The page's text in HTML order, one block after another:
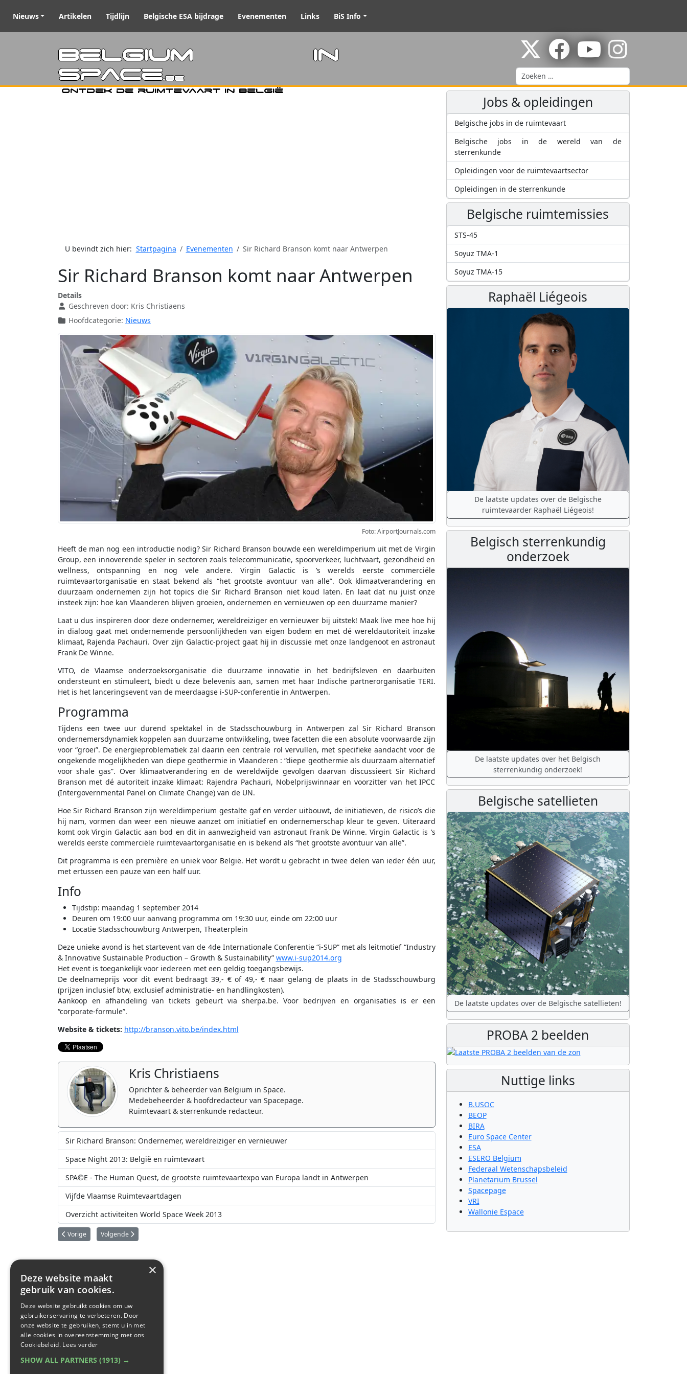
Nieuws Artikelen Tijdlijn Belgische ESA bijdrage Evenementen Links BiS Info
Belgium in
Space.be
Ontdek de ruimtevaart in België
Zoeken
U bevindt zich hier: Startpagina Evenementen Sir Richard Branson komt naar Antwerpen
Sir Richard Branson komt naar Antwerpen
Details
Geschreven door: Kris Christiaens
Hoofdcategorie: Nieuws
Foto: AirportJournals.com
Heeft de man nog een introductie nodig? Sir Richard Branson bouwde een wereldimperium uit met de Virgin
Group, een innoverende speler in sectoren zoals telecommunicatie, spoorverkeer, luchtvaart, gezondheid en
wellness, ontspanning en nog vele andere. Virgin Galactic is ’s werelds eerste commerciële
ruimtevaartorganisatie en staat bekend als “het grootste avontuur van alle”. Ook klimaatverandering en
duurzaam ondernemen zijn hot topics die Sir Richard Branson niet koud laten. En laat dat nu juist onze
insteek zijn: hoe kan Vlaanderen blijven groeien, ondernemen en vernieuwen op een duurzame manier?
Laat u dus inspireren door deze ondernemer, wereldreiziger en vernieuwer bij uitstek! Maak live mee hoe hij
in dialoog gaat met ondernemende persoonlijkheden van eigen bodem en met dé wereldautoriteit inzake
klimaat, Rajenda Pachauri. Over zijn Galactic-project gaat hij in discussie met onze landgenoot en astronaut
Frank De Winne.
VITO, de Vlaamse onderzoeksorganisatie die duurzame innovatie in het bedrijfsleven en daarbuiten
ondersteunt en stimuleert, biedt u deze belevenis aan, samen met haar Indische partnerorganisatie TERI.
Het is het lanceringsevent van de meerdaagse i-SUP-conferentie in Antwerpen.
Programma
Tijdens een twee uur durend spektakel in de Stadsschouwburg in Antwerpen zal Sir Richard Branson
ondernemersdynamiek koppelen aan duurzame ontwikkeling, twee facetten die een absolute voorwaarde zijn
voor “groei”. De energieproblematiek zal daarin een centrale rol vervullen, met specifieke aandacht voor de
ongekende mogelijkheden van diepe geothermie in Vlaanderen : “diepe geothermie als duurzaam alternatief
voor shale gas”. Over klimaatverandering en de wereldwijde gevolgen daarvan discussieert Sir Richard
Branson met dé autoriteit inzake klimaat: Rajendra Pachauri, Nobelprijswinnaar en voorzitter van het IPCC
(Intergovernmental Panel on Climate Change) van de UN.
Hoe Sir Richard Branson zijn wereldimperium gestalte gaf en verder uitbouwt, de initiatieven, de risico’s die
hij nam, vormen dan weer een nieuwe aanzet om initiatief en ondernemerschap kleur te geven. Uiteraard
komt ook Virgin Galactic aan bod en dit in aanwezigheid van astronaut Frank De Winne. Virgin Galactic is ’s
werelds eerste commerciële ruimtevaartorganisatie en is bekend als “het grootste avontuur van alle”.
Dit programma is een première en uniek voor België. Het wordt u gebracht in twee delen van ieder één uur,
met ertussen een pauze van een half uur.
Info
Tijdstip: maandag 1 september 2014
Deuren om 19:00 uur aanvang programma om 19:30 uur, einde om 22:00 uur
Locatie Stadsschouwburg Antwerpen, Theaterplein
Deze unieke avond is het startevent van de 4de Internationale Conferentie “i-SUP” met als leitmotief “Industry
& Innovative Sustainable Production – Growth & Sustainability” www.i-sup2014.org
Het event is toegankelijk voor iedereen met een geldig toegangsbewijs.
De deelnameprijs voor dit event bedraagt 39,- € of 49,- € naar gelang de plaats in de Stadsschouwburg
(prijzen inclusief btw, exclusief administratie- en handlingkosten).
Aankoop en afhandeling van tickets gebeurt via sherpa.be. Voor bedrijven en organisaties is er een
“corporate-formule”.
Website & tickets: http://branson.vito.be/index.html
Kris Christiaens
Oprichter & beheerder van Belgium in Space.
Medebeheerder & hoofdredacteur van Spacepage.
Ruimtevaart & sterrenkunde redacteur.
Sir Richard Branson: Ondernemer, wereldreiziger en vernieuwer
Space Night 2013: België en ruimtevaart
SPA©E - The Human Quest, de grootste ruimtevaartexpo van Europa landt in Antwerpen
Vijfde Vlaamse Ruimtevaartdagen
Overzicht activiteiten World Space Week 2013
Vorig artikel: Sir Richard Branson: Ondernemer, wereldreiziger en vernieuwer
Vorige Volgende artikel: Doe nu mee aan de European Satellite Navigation Competition
Volgende
Jobs & opleidingen
Belgische jobs in de ruimtevaart
Belgische jobs in de wereld van de
sterrenkunde
Opleidingen voor de ruimtevaartsector
Opleidingen in de sterrenkunde
Belgische ruimtemissies
STS-45
Soyuz TMA-1
Soyuz TMA-15
Raphaël Liégeois
De laatste updates over de Belgische
ruimtevaarder Raphaël Liégeois!
Belgisch sterrenkundig
onderzoek
De laatste updates over het Belgisch
sterrenkundig onderzoek!
Belgische satellieten
De laatste updates over de Belgische satellieten!
PROBA 2 beelden
Nuttige links
B.USOC
BEOP
BIRA
Euro Space Center
ESA
ESERO Belgium
Federaal Wetenschapsbeleid
Planetarium Brussel
Spacepage
VRI
Wallonie Espace
×
Deze website maakt
gebruik van cookies.
Deze website gebruikt cookies om uw
gebruikerservaring te verbeteren. Door
onze website te gebruiken, stemt u in met
alle cookies in overeenstemming met ons
Cookiebeleid. Lees verder
SHOW ALL PARTNERS (1913) →